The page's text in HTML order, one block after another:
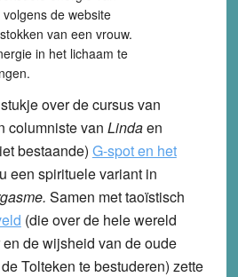
de website
van een vrouw.
in het lichaam te
over de cursus van
columniste van Lindaen
bestaande) G-spot en het
een spirituele variant in
Samen met taoïstisch
(die over de hele wereld
de wijsheid van de oude
Tolteken te bestuderen) zette